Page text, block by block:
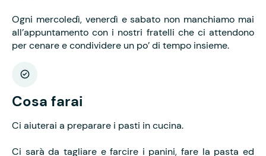
Ogni mercoledì, venerdì e sabato non manchiamo mai
all’appuntamento con i nostri fratelli che ci attendono
per cenare e condividere un po’ di tempo insieme.
Cosa farai
Ci aiuterai a preparare i pasti in cucina.
Ci sarà da tagliare e farcire i panini, fare la pasta ed